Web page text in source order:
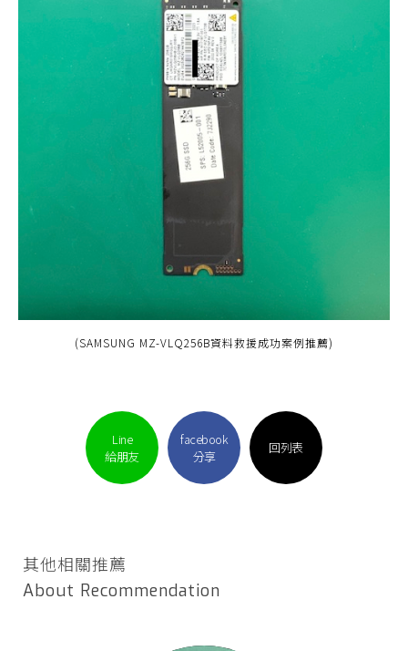
(SAMSUNG MZ-VLQ256B資料救援成功案例推薦)
Line
給朋友
facebook
分享
回列表
其他相關推薦
About Recommendation